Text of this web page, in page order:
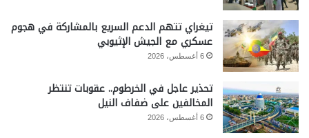
تيغراي تتهم الدعم السريع بالمشاركة في هجوم
عسكري مع الجيش الإثيوبي
6 أغسطس، 2026
تحذير عاجل في الخرطوم.. عقوبات تنتظر
المخالفين على ضفاف النيل
6 أغسطس، 2026